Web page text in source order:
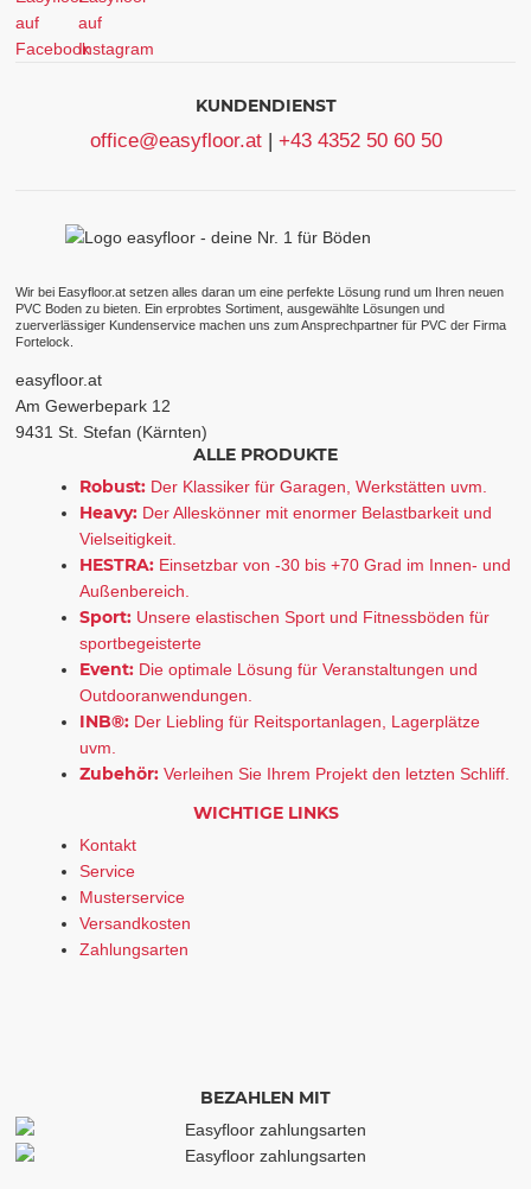
KUNDENDIENST
office@easyfloor.at | +43 4352 50 60 50
Wir bei Easyfloor.at setzen alles daran um eine perfekte Lösung rund um Ihren neuen
PVC Boden zu bieten. Ein erprobtes Sortiment, ausgewählte Lösungen und
zuerverlässiger Kundenservice machen uns zum Ansprechpartner für PVC der Firma
Fortelock.
easyfloor.at
Am Gewerbepark 12
9431 St. Stefan (Kärnten)
ALLE PRODUKTE
Robust: Der Klassiker für Garagen, Werkstätten uvm.
Heavy: Der Alleskönner mit enormer Belastbarkeit und
Vielseitigkeit.
HESTRA: Einsetzbar von -30 bis +70 Grad im Innen- und
Außenbereich.
Sport: Unsere elastischen Sport und Fitnessböden für
sportbegeisterte
Event: Die optimale Lösung für Veranstaltungen und
Outdooranwendungen.
INB®: Der Liebling für Reitsportanlagen, Lagerplätze
uvm.
Zubehör: Verleihen Sie Ihrem Projekt den letzten Schliff.
WICHTIGE LINKS
Kontakt
Service
Musterservice
Versandkosten
Zahlungsarten
BEZAHLEN MIT